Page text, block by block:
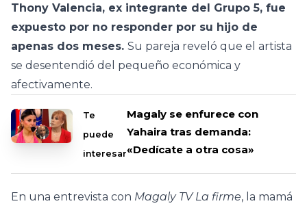
Thony Valencia, ex integrante del Grupo 5, fue
expuesto por no responder por su hijo de
apenas dos meses. Su pareja reveló que el artista
se desentendió del pequeño económica y
afectivamente.
Te
puede
interesar
Magaly se enfurece con
Yahaira tras demanda:
«Dedícate a otra cosa»
En una entrevista con Magaly TV La firme, la mamá